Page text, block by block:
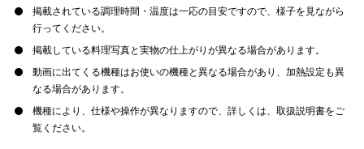
掲載されている調理時間・温度は一応の目安ですので、様子を見ながら
行ってください。
掲載している料理写真と実物の仕上がりが異なる場合があります。
動画に出てくる機種はお使いの機種と異なる場合があり、加熱設定も異
なる場合があります。
機種により、仕様や操作が異なりますので、詳しくは、取扱説明書をご
覧ください。